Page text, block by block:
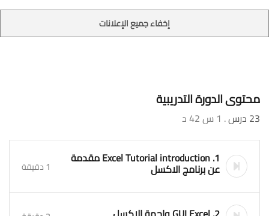
إخفاء جميع الإعلانات
محتوى الدورة التدريبية
23 درس . 1 س 42 د
1. Excel Tutorial introduction مقدمة
عن برنامج الاكسل 1 دقيقة